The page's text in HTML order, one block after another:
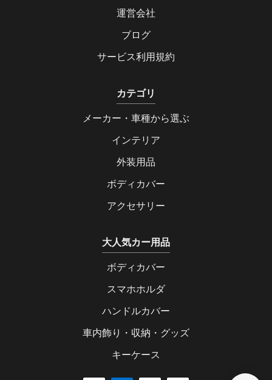
運営会社
ブログ
サービス利用規約
カテゴリ
メーカー・車種から選ぶ
インテリア
外装用品
ボディカバー
アクセサリー
大人気カー用品
ボディカバー
スマホホルダ
ハンドルカバー
車内飾り・収納・グッズ
キーケース